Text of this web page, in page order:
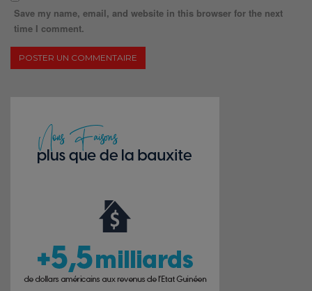
Save my name, email, and website in this browser for the next
time I comment.